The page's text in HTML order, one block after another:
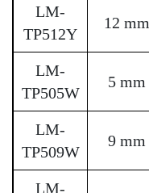
LM-
TP512Y
12 mm
LM-
TP505W
5 mm
LM-
TP509W
9 mm
LM-